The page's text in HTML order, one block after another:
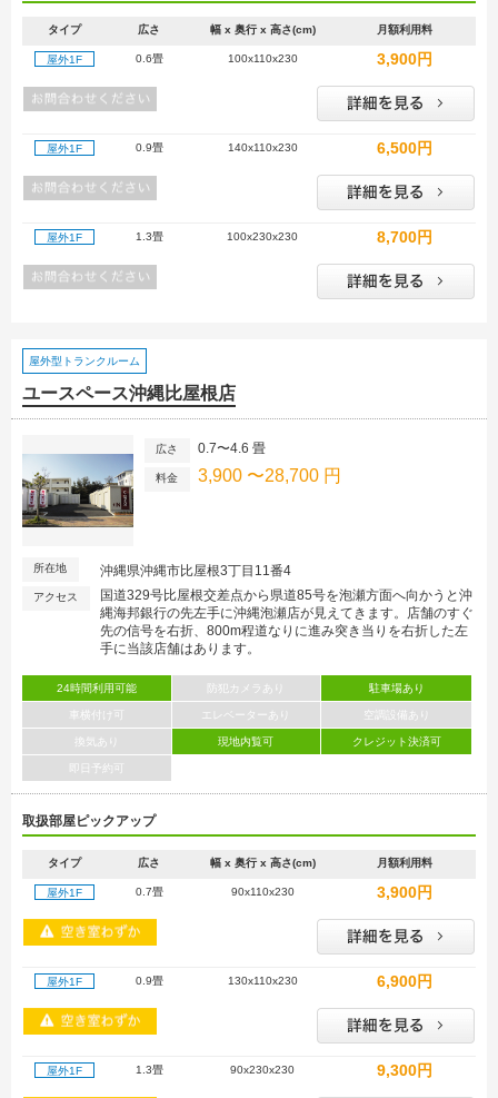
タイプ 広さ 幅 x 奥行 x 高さ(cm) 月額利用料
屋外1F 0.6畳 100x110x230 3,900円
屋外1F 0.9畳 140x110x230 6,500円
屋外1F 1.3畳 100x230x230 8,700円
屋外型トランクルーム
ユースペース沖縄比屋根店
広さ 0.7〜4.6 畳
料金 3,900 〜28,700 円
所在地 沖縄県沖縄市比屋根3丁目11番4
アクセス
国道329号比屋根交差点から県道85号を泡瀬方面へ向かうと沖
縄海邦銀行の先左手に沖縄泡瀬店が見えてきます。店舗のすぐ
先の信号を右折、800m程道なりに進み突き当りを右折した左
手に当該店舗はあります。
24時間利用可能 防犯カメラあり 駐車場あり
車横付け可 エレベーターあり 空調設備あり
換気あり 現地内覧可 クレジット決済可
即日予約可
取扱部屋ピックアップ
タイプ 広さ 幅 x 奥行 x 高さ(cm) 月額利用料
屋外1F 0.7畳 90x110x230 3,900円
屋外1F 0.9畳 130x110x230 6,900円
屋外1F 1.3畳 90x230x230 9,300円